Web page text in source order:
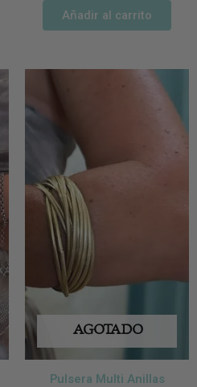
Añadir al carrito
AGOTADO
Pulsera Multi Anillas